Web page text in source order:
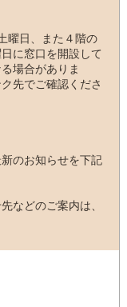
曜日、また４階の
に窓口を開設して
場合がありま
先でご確認くださ
のお知らせを下記
などのご案内は、